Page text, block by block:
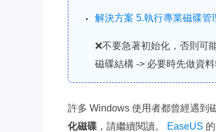
解決方案 5.執行專業磁碟管
❌不要急著初始化，否則可
磁碟結構 -> 必要時先做資
許多 Windows 使用者都曾經遇到
化磁碟 ，請繼續閱讀。 EaseUS